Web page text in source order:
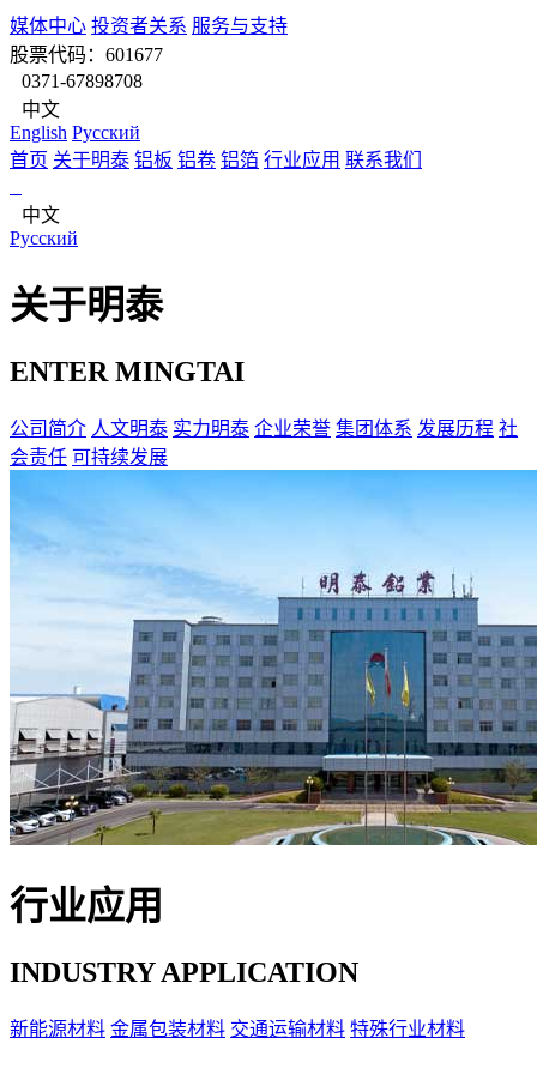
媒体中心 投资者关系 服务与支持
股票代码：601677
0371-67898708
中文
English Pусский
首页 关于明泰 铝板 铝卷 铝箔 行业应用 联系我们
中文
Pусский
关于明泰
ENTER MINGTAI
公司简介 人文明泰 实力明泰 企业荣誉 集团体系 发展历程 社
会责任 可持续发展
行业应用
INDUSTRY APPLICATION
新能源材料 金属包装材料 交通运输材料 特殊行业材料